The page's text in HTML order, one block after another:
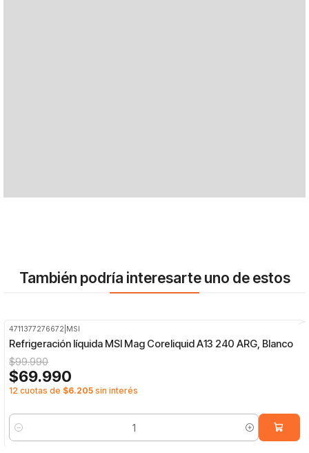
También podría interesarte uno de estos
4711377276672 MSI
Refrigeración líquida MSI Mag Coreliquid A13 240 ARG, Blanco
$99.990
$69.990
12 cuotas de $6.205 sin interés
Cantidad